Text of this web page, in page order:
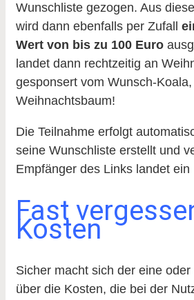
Wunschliste gezogen. Aus
wird dann ebenfalls per Zufall
Wert von bis zu 100 Euro
landet dann rechtzeitig an
gesponsert vom Wunsch-
Weihnachtsbaum!
Die Teilnahme erfolgt
seine Wunschliste erstellt und
Empfänger des Links landet ein
Fast
Kosten
Sicher macht sich der eine
über die Kosten, die bei der